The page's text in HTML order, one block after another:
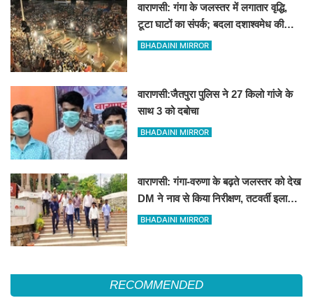
वाराणसी: गंगा के जलस्तर में लगातार वृद्धि,
टूटा घाटों का संपर्क; बदला दशाश्वमेध की
विश्वप्रसिद्ध महाआरती का स्थान
BHADAINI MIRROR
वाराणसी:जैतपुरा पुलिस ने 27 किलो गांजे के
साथ 3 को दबोचा
BHADAINI MIRROR
वाराणसी: गंगा-वरुणा के बढ़ते जलस्तर को देख
DM ने नाव से किया निरीक्षण, तटवर्ती इलाकों
के लिए अलर्ट जारी
BHADAINI MIRROR
RECOMMENDED